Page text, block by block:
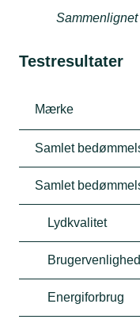
Testresultater
Mærke
Samlet
Samlet
Lydkvalitet
Brugervenlighed
Energiforbrug